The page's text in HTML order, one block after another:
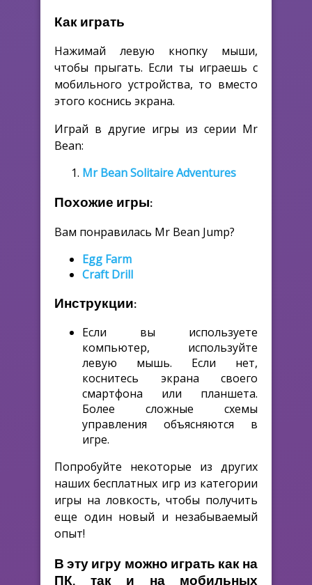
Как играть
Нажимай левую кнопку мыши,
чтобы прыгать. Если ты играешь с
мобильного устройства, то вместо
этого коснись экрана.
Играй в другие игры из серии Mr
Bean:
Mr Bean Solitaire Adventures
Похожие игры:
Вам понравилась Mr Bean Jump?
Egg Farm
Craft Drill
Инструкции:
Если вы используете
компьютер, используйте
левую мышь. Если нет,
коснитесь экрана своего
смартфона или планшета.
Более сложные схемы
управления объясняются в
игре.
Попробуйте некоторые из других
наших бесплатных игр из категории
игры на ловкость, чтобы получить
еще один новый и незабываемый
опыт!
В эту игру можно играть как на
ПК, так и на мобильных